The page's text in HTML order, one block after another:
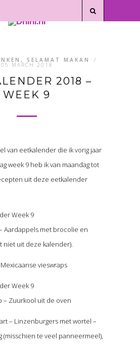
SELAMAT MAKAN /
05 MARCH 2018
2018 –
WEEK 9
van eetkalender die ik vorig jaar
week 9 heb ik van maandag tot
uit deze eetkalender
Aardappels met brocolie en
niet uit deze kalender).
vieswraps
– Zuurkool uit de oven
– Linzenburgers met wortel –
(misschien te veel panneermeel),